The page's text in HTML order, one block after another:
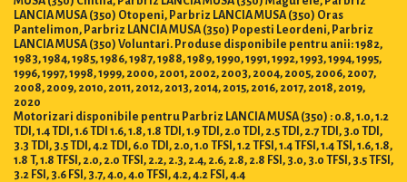
LANCIA MUSA (350) Otopeni, Parbriz LANCIA MUSA (350) Oras
Pantelimon, Parbriz LANCIA MUSA (350) Popesti Leordeni, Parbriz
LANCIA MUSA (350) Voluntari. Produse disponibile pentru anii: 1982,
1983, 1984, 1985, 1986, 1987, 1988, 1989, 1990, 1991, 1992, 1993, 1994, 1995,
1996, 1997, 1998, 1999, 2000, 2001, 2002, 2003, 2004, 2005, 2006, 2007,
2008, 2009, 2010, 2011, 2012, 2013, 2014, 2015, 2016, 2017, 2018, 2019,
2020
Motorizari disponibile pentru Parbriz LANCIA MUSA (350) : 0.8, 1.0, 1.2
TDI, 1.4 TDI, 1.6 TDI 1.6, 1.8, 1.8 TDI, 1.9 TDI, 2.0 TDI, 2.5 TDI, 2.7 TDI, 3.0 TDI,
3.3 TDI, 3.5 TDI, 4.2 TDI, 6.0 TDI, 2.0, 1.0 TFSI, 1.2 TFSI, 1.4 TFSI, 1.4 TSI, 1.6, 1.8,
1.8 T, 1.8 TFSI, 2.0, 2.0 TFSI, 2.2, 2.3, 2.4, 2.6, 2.8, 2.8 FSI, 3.0, 3.0 TFSI, 3.5 TFSI,
3.2 FSI, 3.6 FSI, 3.7, 4.0, 4.0 TFSI, 4.2, 4.2 FSI, 4.4